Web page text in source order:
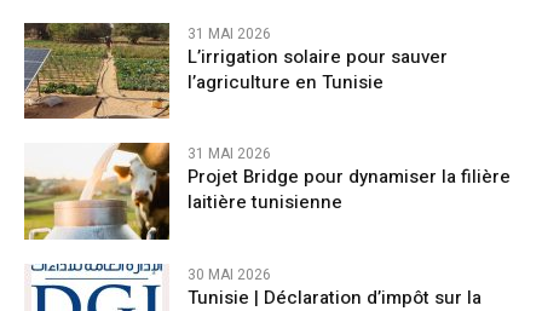
31 MAI 2026
L’irrigation solaire pour sauver
l’agriculture en Tunisie
31 MAI 2026
Projet Bridge pour dynamiser la filière
laitière tunisienne
30 MAI 2026
Tunisie | Déclaration d’impôt sur la